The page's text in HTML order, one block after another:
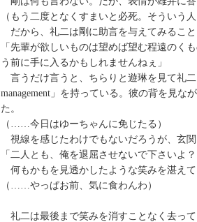
（もう二度となくすまいと必死。そういう
だから、礼二は剛に助言を与えてみること
「先輩が欲しいものは望めば望む程遠の
う前に手に入るかもしれませんねぇ」
言うだけ言うと、ちらりと遊琳を見て礼
management」を持っている。彼の背を見
た。
（……今日はゆーちゃんに免じたる）
視線を感じたわけでもないだろうが、玄関
「二人とも、俺を退屈させないで下さいよ？
何もかもを見透かしたような笑みを湛え
（……やっぱお前、気に食わんわ）
礼二は最後まで笑みを消すことなく去っ